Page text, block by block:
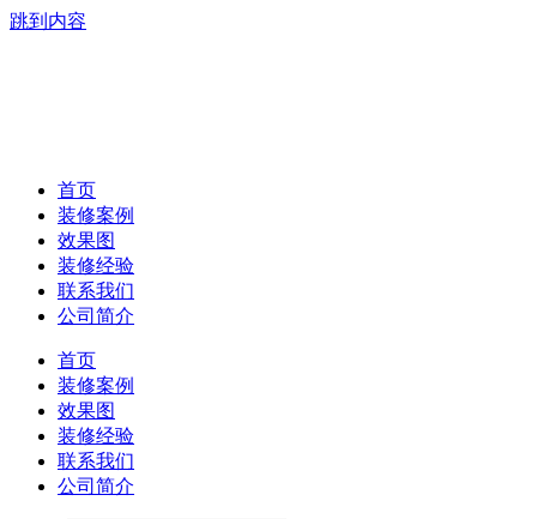
跳到内容
首页
装修案例
效果图
装修经验
联系我们
公司简介
首页
装修案例
效果图
装修经验
联系我们
公司简介